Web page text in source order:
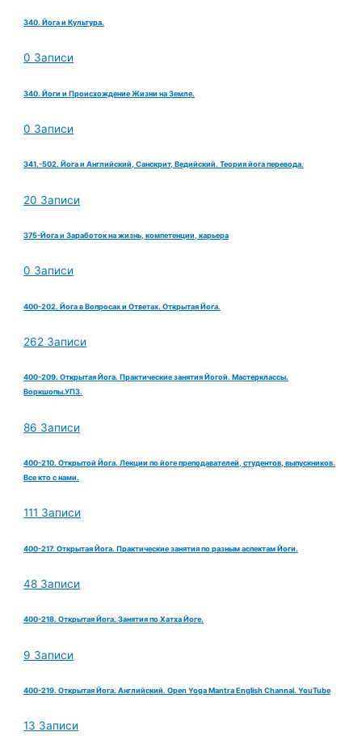
340. Йога и Культура.
0 Записи
340. Йоги и Происхождение Жизни на Земле.
0 Записи
341.-502. Йога и Английский, Санскрит, Ведийский. Теория йога перевода.
20 Записи
375-Йога и Заработок на жизнь, компетенции, карьера
0 Записи
400-202. Йога в Вопросах и Ответах. Открытая Йога.
262 Записи
400-209. Открытая Йога. Практические занятия Йогой. Мастерклассы.
Воркшопы.УПЗ.
86 Записи
400-210. Открытой Йога. Лекции по йоге преподавателей, студентов, выпускников.
Все кто с нами.
111 Записи
400-217. Открытая Йога. Практические занятия по разным аспектам Йоги.
48 Записи
400-218. Открытая Йога. Занятия по Хатха Йоге.
9 Записи
400-219. Открытая Йога. Английский. Open Yoga Mantra English Channal. YouTube
13 Записи